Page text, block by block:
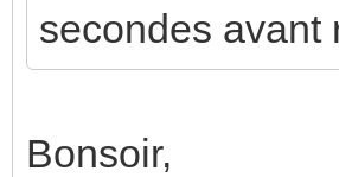
secondes avant
Bonsoir,